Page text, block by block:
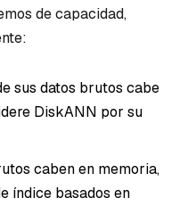
de capacidad,
sus datos brutos cabe
DiskANN por su
caben en memoria,
índice basados en